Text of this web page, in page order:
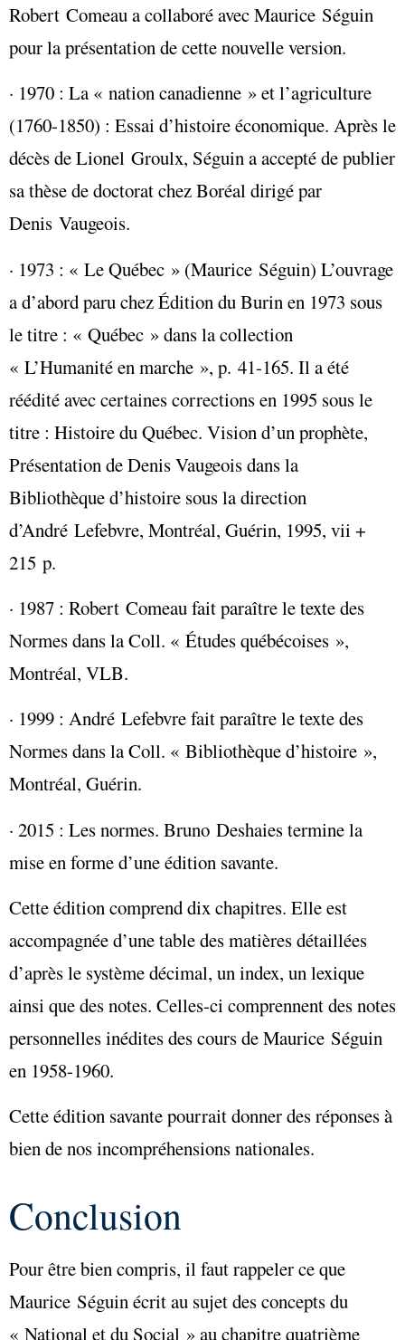
Robert Comeau a collaboré avec Maurice Séguin
pour la présentation de cette nouvelle version.
· 1970 : La « nation canadienne » et l’agriculture
(1760-1850) : Essai d’histoire économique. Après le
décès de Lionel Groulx, Séguin a accepté de publier
sa thèse de doctorat chez Boréal dirigé par
Denis Vaugeois.
· 1973 : « Le Québec » (Maurice Séguin) L’ouvrage
a d’abord paru chez Édition du Burin en 1973 sous
le titre : « Québec » dans la collection
« L’Humanité en marche », p. 41-165. Il a été
réédité avec certaines corrections en 1995 sous le
titre : Histoire du Québec. Vision d’un prophète,
Présentation de Denis Vaugeois dans la
Bibliothèque d’histoire sous la direction
d’André Lefebvre, Montréal, Guérin, 1995, vii +
215 p.
· 1987 : Robert Comeau fait paraître le texte des
Normes dans la Coll. « Études québécoises »,
Montréal, VLB.
· 1999 : André Lefebvre fait paraître le texte des
Normes dans la Coll. « Bibliothèque d’histoire »,
Montréal, Guérin.
· 2015 : Les normes. Bruno Deshaies termine la
mise en forme d’une édition savante.
Cette édition comprend dix chapitres. Elle est
accompagnée d’une table des matières détaillées
d’après le système décimal, un index, un lexique
ainsi que des notes. Celles-ci comprennent des notes
personnelles inédites des cours de Maurice Séguin
en 1958-1960.
Cette édition savante pourrait donner des réponses à
bien de nos incompréhensions nationales.
Conclusion
Pour être bien compris, il faut rappeler ce que
Maurice Séguin écrit au sujet des concepts du
« National et du Social » au chapitre quatrième